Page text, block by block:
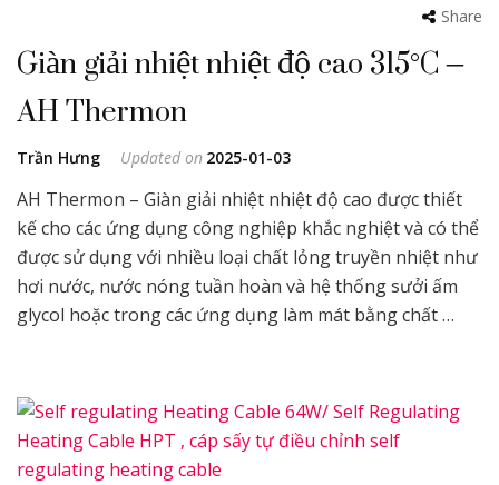
Share
Giàn giải nhiệt nhiệt độ cao 315°C –
AH Thermon
Trần Hưng Updated on 2025-01-03
AH Thermon – Giàn giải nhiệt nhiệt độ cao được thiết
kế cho các ứng dụng công nghiệp khắc nghiệt và có thể
được sử dụng với nhiều loại chất lỏng truyền nhiệt như
hơi nước, nước nóng tuần hoàn và hệ thống sưởi ấm
glycol hoặc trong các ứng dụng làm mát bằng chất …